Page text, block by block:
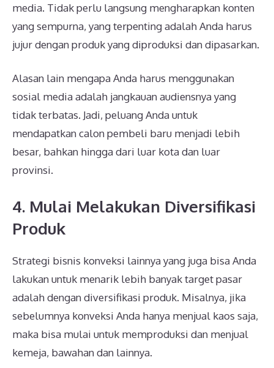
media. Tidak perlu langsung mengharapkan konten
yang sempurna, yang terpenting adalah Anda harus
jujur dengan produk yang diproduksi dan dipasarkan.
Alasan lain mengapa Anda harus menggunakan
sosial media adalah jangkauan audiensnya yang
tidak terbatas. Jadi, peluang Anda untuk
mendapatkan calon pembeli baru menjadi lebih
besar, bahkan hingga dari luar kota dan luar
provinsi.
4. Mulai Melakukan Diversifikasi
Produk
Strategi bisnis konveksi lainnya yang juga bisa Anda
lakukan untuk menarik lebih banyak target pasar
adalah dengan diversifikasi produk. Misalnya, jika
sebelumnya konveksi Anda hanya menjual kaos saja,
maka bisa mulai untuk memproduksi dan menjual
kemeja, bawahan dan lainnya.